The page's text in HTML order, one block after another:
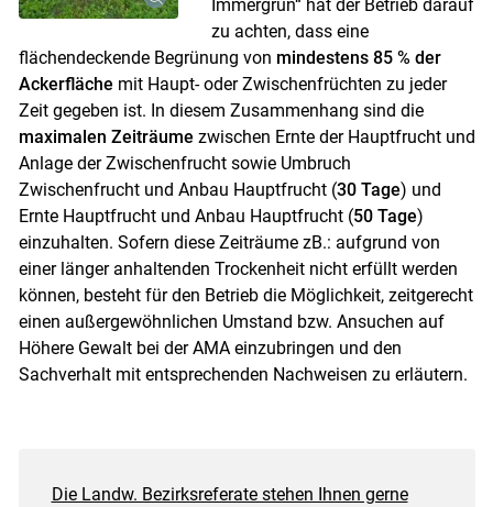
Immergrün“ hat der Betrieb darauf
zu achten, dass eine
flächendeckende Begrünung von mindestens 85 % der
Ackerfläche mit Haupt- oder Zwischenfrüchten zu jeder
Zeit gegeben ist. In diesem Zusammenhang sind die
maximalen Zeiträume zwischen Ernte der Hauptfrucht und
Anlage der Zwischenfrucht sowie Umbruch
Zwischenfrucht und Anbau Hauptfrucht (30 Tage) und
Ernte Hauptfrucht und Anbau Hauptfrucht (50 Tage)
einzuhalten. Sofern diese Zeiträume zB.: aufgrund von
einer länger anhaltenden Trockenheit nicht erfüllt werden
können, besteht für den Betrieb die Möglichkeit, zeitgerecht
einen außergewöhnlichen Umstand bzw. Ansuchen auf
Höhere Gewalt bei der AMA einzubringen und den
Sachverhalt mit entsprechenden Nachweisen zu erläutern.
Die Landw. Bezirksreferate stehen Ihnen gerne